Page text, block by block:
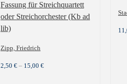
Fassung für Streichquartett
oder Streichorchester (Kb ad
lib)
Zipp, Friedrich
2,50 € – 15,00 €